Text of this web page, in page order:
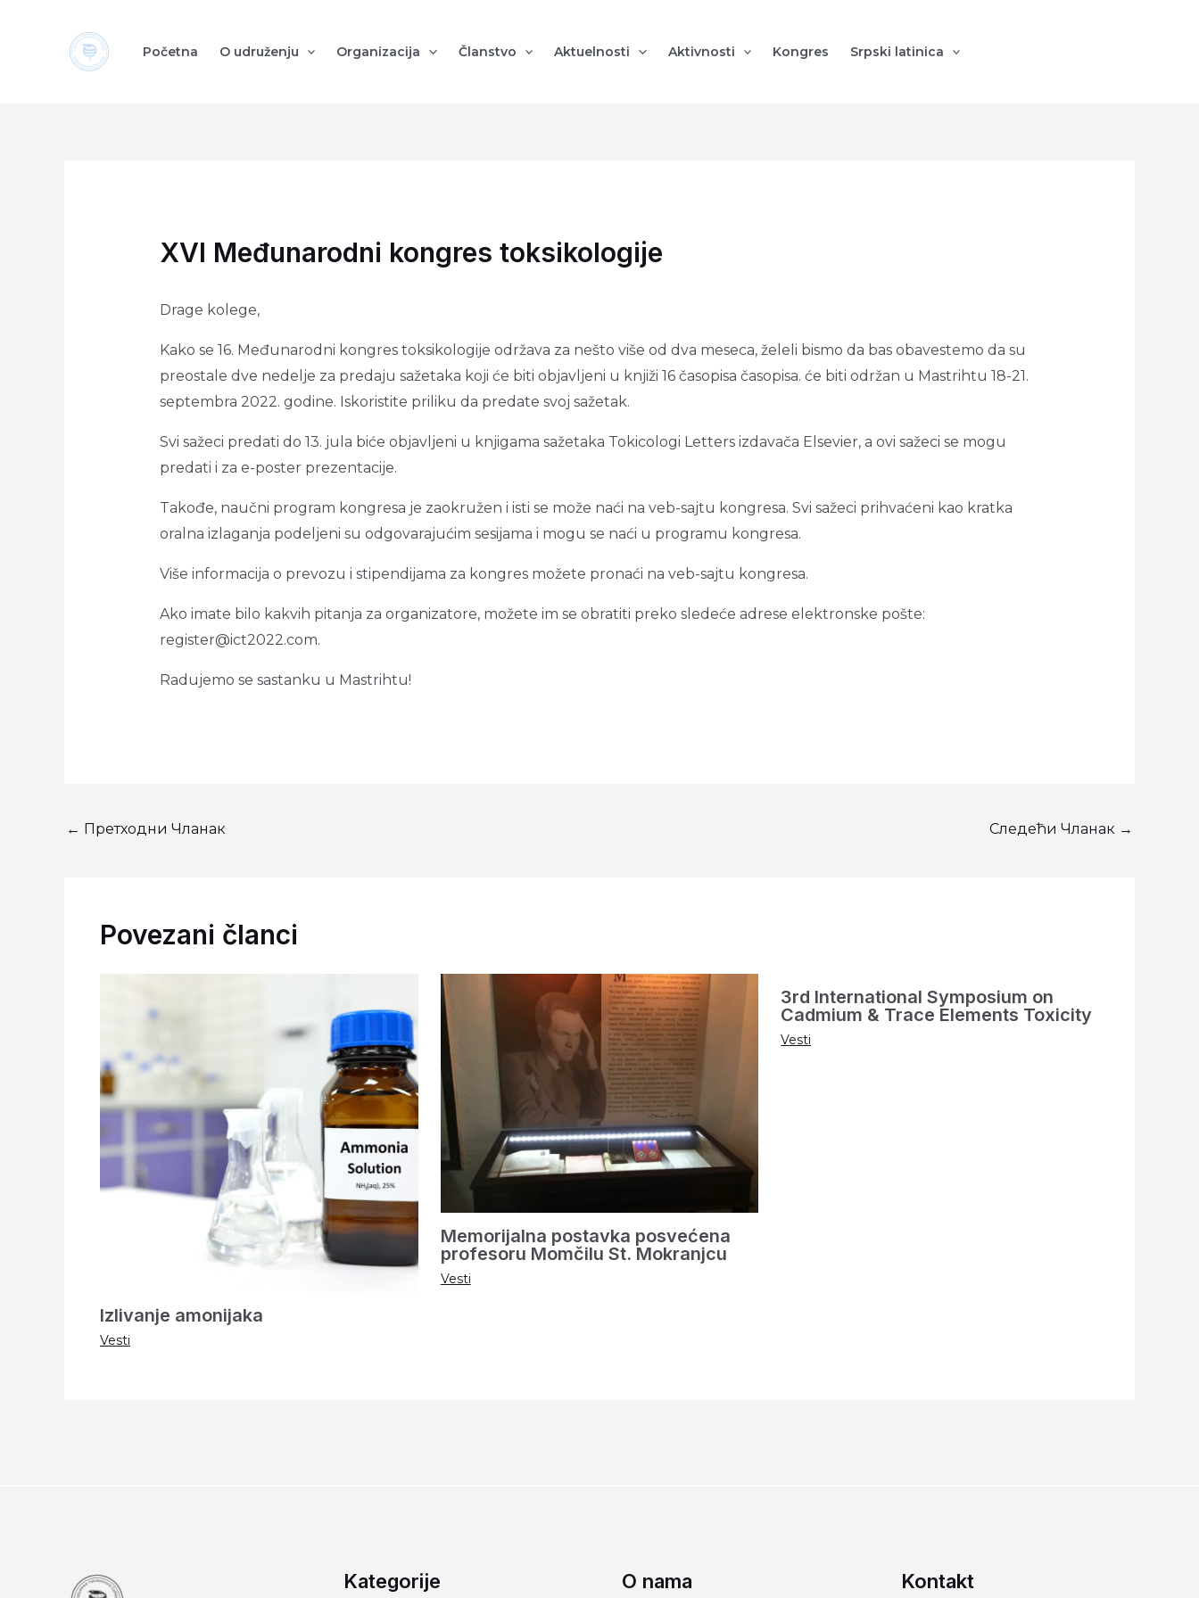
Početna O udruženju Organizacija Članstvo Aktuelnosti Aktivnosti Kongres Srpski latinica
XVI Međunarodni kongres toksikologije
Drage kolege,
Kako se 16. Međunarodni kongres toksikologije održava za nešto više od dva meseca, želeli bismo da bas obavestemo da su
preostale dve nedelje za predaju sažetaka koji će biti objavljeni u knjiži 16 časopisa časopisa. će biti održan u Mastrihtu 18-21.
septembra 2022. godine. Iskoristite priliku da predate svoj sažetak.
Svi sažeci predati do 13. jula biće objavljeni u knjigama sažetaka Tokicologi Letters izdavača Elsevier, a ovi sažeci se mogu
predati i za e-poster prezentacije.
Takođe, naučni program kongresa je zaokružen i isti se može naći na veb-sajtu kongresa. Svi sažeci prihvaćeni kao kratka
oralna izlaganja podeljeni su odgovarajućim sesijama i mogu se naći u programu kongresa.
Više informacija o prevozu i stipendijama za kongres možete pronaći na veb-sajtu kongresa.
Ako imate bilo kakvih pitanja za organizatore, možete im se obratiti preko sledeće adrese elektronske pošte:
register@ict2022.com.
Radujemo se sastanku u Mastrihtu!
← Претходни Чланак Следећи Чланак →
Povezani članci
Izlivanje amonijaka
Vesti
Memorijalna postavka posvećena
profesoru Momčilu St. Mokranjcu
Vesti
3rd International Symposium on
Cadmium & Trace Elements Toxicity
Vesti
Kategorije O nama Kontakt